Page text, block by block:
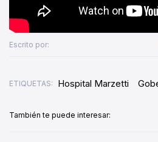
Escrito por:
ETIQUETAS: Hospital Marzetti
También te puede interesar: